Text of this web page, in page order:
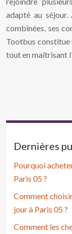
adapté au
combinées, ses
Tootbus constitue
tout en maîtrisant
Dernières
Pourquoi
Paris 05 ?
Comment
jour à Paris 05 ?
Comment les